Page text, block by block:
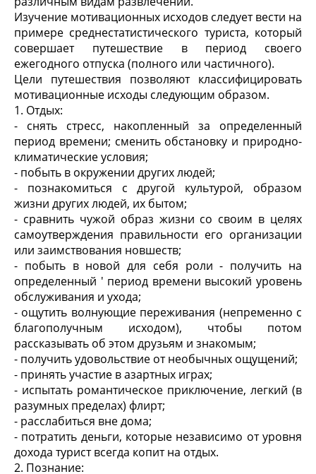
Изучение мотивационных исходов следует вести на
примере среднестатистического туриста, который
совершает путешествие в период своего
ежегодного отпуска (полного или частичного).
Цели путешествия позволяют классифицировать
мотивационные исходы следующим образом.
1. Отдых:
- снять стресс, накопленный за определенный
период времени; сменить обстановку и природно-
климатические условия;
- побыть в окружении других людей;
- познакомиться с другой культурой, образом
жизни других людей, их бытом;
- сравнить чужой образ жизни со своим в целях
самоутверждения правильности его организации
или заимствования новшеств;
- побыть в новой для себя роли - получить на
определенный ' период времени высокий уровень
обслуживания и ухода;
- ощутить волнующие переживания (непременно с
благополучным исходом), чтобы потом
рассказывать об этом друзьям и знакомым;
- получить удовольствие от необычных ощущений;
- принять участие в азартных играх;
- испытать романтическое приключение, легкий (в
разумных пределах) флирт;
- расслабиться вне дома;
- потратить деньги, которые независимо от уровня
дохода турист всегда копит на отдых.
2. Познание: